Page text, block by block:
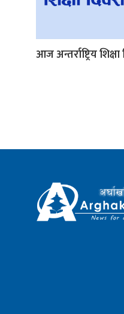
आज अन्तर्राष्ट्रिय